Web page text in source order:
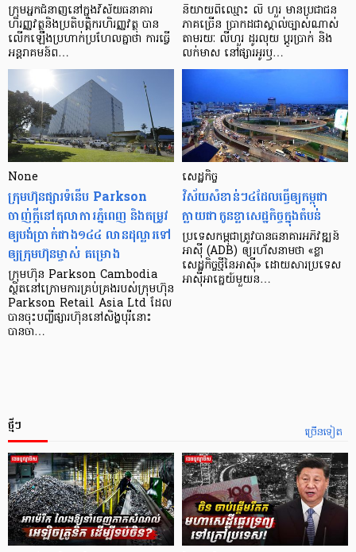
ក្រុម​អ្នក​ជំនាញ​នៅ​ក្នុង​វិស័យ​ធនាគារ
ហិរញ្ញវត្ថុ​និង​ប្រតិបត្តិករ​ហិរញ្ញ​វត្ថុ បាន​​
លើក​ឡើង​ប្រហាក់​ប្រហែល​គ្នា​ថា ការ​ធ្វើ​
អន្តរាគមន៍​ព…
និយាយ​ពី​ឈ្មោះ លី ហួរ មាន​ប្រជាជន​
ភាគ​ច្រើន ប្រាកដ​ជា​ស្គាល់​ច្បាស់​ណាស់
តាមរយៈ លីហួរ ដូរ​លុយ ប្តូរ​បា្រក់ និង​
លក់​មាស នៅ​ផ្សារ​អូរ​ឫ…
None
ក្រុមហ៊ុនផ្សារទំនើប Parkson
ចាញ់ក្ដីនៅតុលាការភ្នំពេញ និងតម្រូវ
ឲ្យបង់ប្រាក់ជាង១៤៤ លានដុល្លារទៅ
ឲ្យក្រុមហ៊ុនម្ចាស់ គម្រោង
ក្រុមហ៊ុន Parkson Cambodia
ស្ថិតនៅក្រោមការគ្រប់គ្រងរបស់ក្រុមហ៊ុន
Parkson Retail Asia Ltd ដែល
បានចុះបញ្ចីផ្សារហ៊ុននៅសិង្ហបុរីនោះ
បានចា…
សេដ្ឋកិច្ច​
វិស័យ​សំខាន់ៗ​៤​ដែល​ធ្វើ​ឲ្យ​កម្ពុជា​
ក្លាយ​ជា​កូន​ខ្លា​សេដ្ឋកិច្ច​ក្នុង​តំបន់
ប្រទេស​កម្ពុជា​ត្រូវ​បាន​ធនាគារ​អភិវឌ្ឍន៍​
អាស៊ី (ADB) ឲ្យ​រហ័ស​នាមថា «ខ្លា​
សេដ្ឋកិច្ច​ថ្មី​នៃ​អាស៊ី» ដោយសារ​ប្រទេស​
អាស៊ី​អាគ្នេយ៍​មួយ​ន…
ច្រើនទៀត
ថ្មីៗ